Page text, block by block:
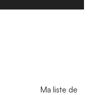
Ma liste de